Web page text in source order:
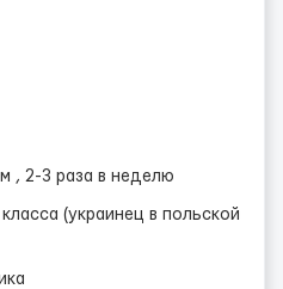
, 2-3 раза в неделю
(украинец в польской